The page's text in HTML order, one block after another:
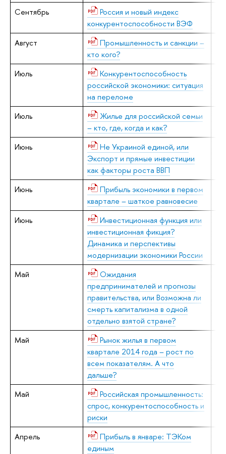
Сентябрь
Россия и новый индекс
конкурентоспособности ВЭФ
Август
Промышленность и санкции –
кто кого?
Июль
Конкурентоспособность
российской экономики: ситуация
на переломе
Июль
Жилье для российской семьи
– кто, где, когда и как?
Июнь
Не Украиной единой, или
Экспорт и прямые инвестиции
как факторы роста ВВП
Июнь
Прибыль экономики в первом
квартале – шаткое равновесие
Июнь
Инвестиционная функция или
инвестиционная фикция?
Динамика и перспективы
модернизации экономики России
Май
Ожидания
предпринимателей и прогнозы
правительства, или Возможна ли
смерть капитализма в одной
отдельно взятой стране?
Май
Рынок жилья в первом
квартале 2014 года – рост по
всем показателям. А что
дальше?
Май
Российская промышленность:
спрос, конкурентоспособность и
риски
Апрель
Прибыль в январе: ТЭКом
единым